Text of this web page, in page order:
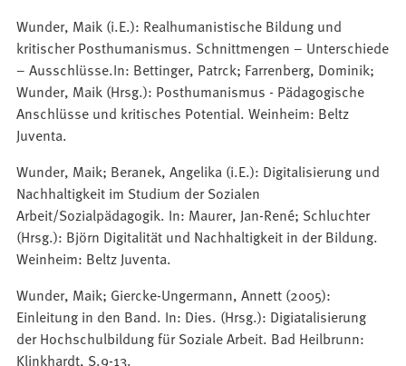
Wunder, Maik (i.E.): Realhumanistische Bildung und
kritischer Posthumanismus. Schnittmengen – Unterschiede
– Ausschlüsse.In: Bettinger, Patrck; Farrenberg, Dominik;
Wunder, Maik (Hrsg.): Posthumanismus - Pädagogische
Anschlüsse und kritisches Potential. Weinheim: Beltz
Juventa.
Wunder, Maik; Beranek, Angelika (i.E.): Digitalisierung und
Nachhaltigkeit im Studium der Sozialen
Arbeit/Sozialpädagogik. In: Maurer, Jan-René; Schluchter
(Hrsg.): Björn Digitalität und Nachhaltigkeit in der Bildung.
Weinheim: Beltz Juventa.
Wunder, Maik; Giercke-Ungermann, Annett (2005):
Einleitung in den Band. In: Dies. (Hrsg.): Digiatalisierung
der Hochschulbildung für Soziale Arbeit. Bad Heilbrunn:
Klinkhardt, S.9-13.